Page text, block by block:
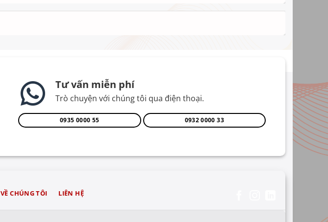
Tư vấn miễn phí
Trò chuyện với chúng tôi qua điện thoại.
0935 0000 55 0932 0000 33
VỀ CHÚNG TÔI LIÊN HỆ